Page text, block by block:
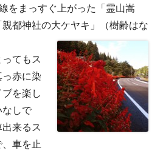
をまっすぐ上がった「霊山嵩
都神社の大ケヤキ」（樹齢はな
てもス
赤に染
を楽し
なしで
来るス
車を止